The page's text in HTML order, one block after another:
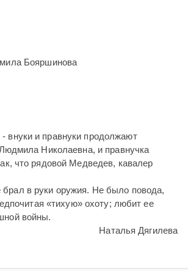
Бояршинова
внуки и правнуки продолжают
Николаевна, и правнучка
что рядовой Медведев, кавалер
в руки оружия. Не было повода,
«тихую» охоту; любит ее
войны.
Наталья Дягилева